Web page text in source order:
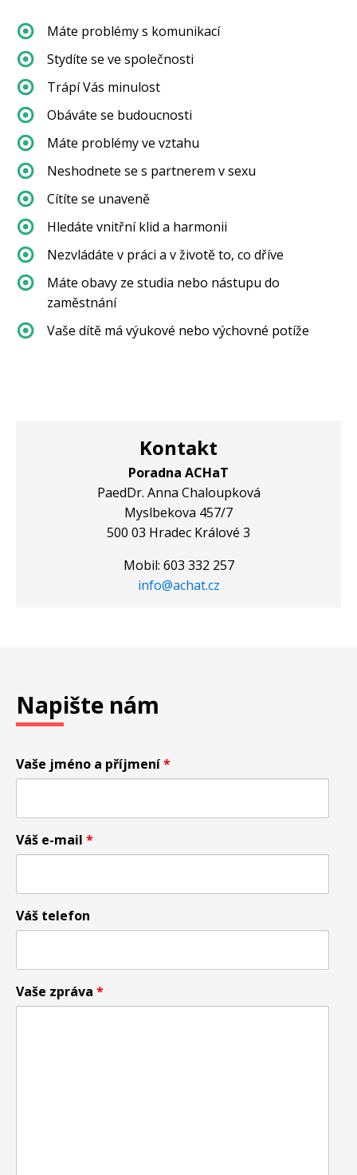
Máte problémy s komunikací
Stydíte se ve společnosti
Trápí Vás minulost
Obáváte se budoucnosti
Máte problémy ve vztahu
Neshodnete se s partnerem v sexu
Cítíte se unaveně
Hledáte vnitřní klid a harmonii
Nezvládáte v práci a v životě to, co dříve
Máte obavy ze studia nebo nástupu do
zaměstnání
Vaše dítě má výukové nebo výchovné potíže
Kontakt
Poradna ACHaT
PaedDr. Anna Chaloupková
Myslbekova 457/7
500 03 Hradec Králové 3
Mobil: 603 332 257
info@achat.cz
Napište nám
Vaše jméno a příjmení*
Váš e-mail *
Váš telefon
Vaše zpráva *